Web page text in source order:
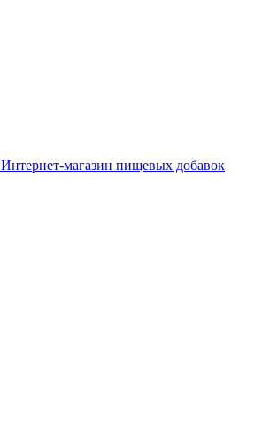
Интернет-магазин пищевых добавок